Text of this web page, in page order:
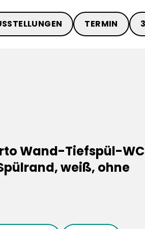
TERMIN
Wand-Tiefspül-WC
weiß, ohne